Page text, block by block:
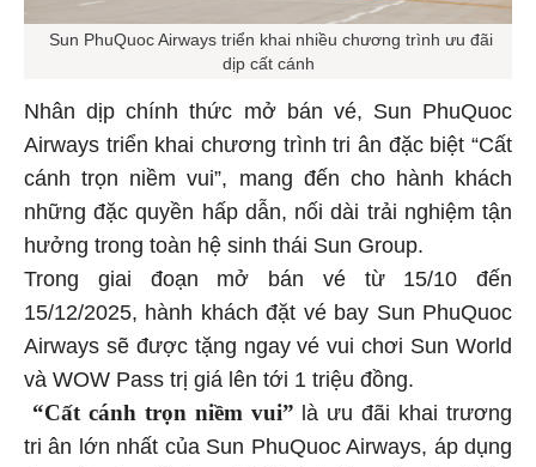
Sun PhuQuoc Airways triển khai nhiều chương trình ưu đãi
dịp cất cánh
Nhân dịp chính thức mở bán vé, Sun PhuQuoc
Airways triển khai chương trình tri ân đặc biệt “Cất
cánh trọn niềm vui”, mang đến cho hành khách
những đặc quyền hấp dẫn, nối dài trải nghiệm tận
hưởng trong toàn hệ sinh thái Sun Group.
Trong giai đoạn mở bán vé từ 15/10 đến
15/12/2025, hành khách đặt vé bay Sun PhuQuoc
Airways sẽ được tặng ngay vé vui chơi Sun World
và WOW Pass trị giá lên tới 1 triệu đồng.
“Cất cánh trọn niềm vui” là ưu đãi khai trương
tri ân lớn nhất của Sun PhuQuoc Airways, áp dụng